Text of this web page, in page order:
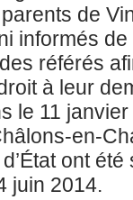
de
informés
référés
à leur
le 11
en-
ont
juin 2014.